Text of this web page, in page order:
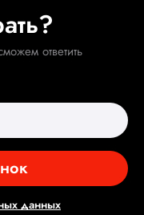
ответить
данных